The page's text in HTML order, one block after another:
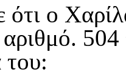
ότι ο
του: